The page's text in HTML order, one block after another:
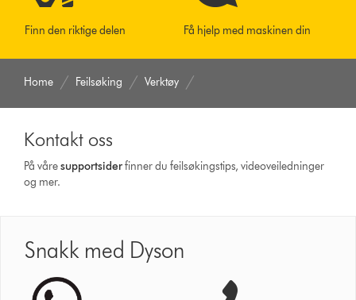
Finn den riktige delen Få hjelp med maskinen din
Home Feilsøking Verktøy
Kontakt oss
På våresupportsiderfinner du feilsøkingstips, videoveiledninger
og mer.
Snakk med Dyson